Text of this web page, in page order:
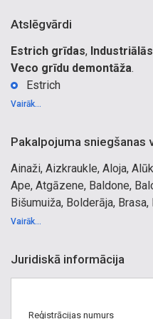
Atslēgvārdi
Estrich grīdas,
Veco grīdu demontāža.
Estrich
Estrich grīdu liešana
Estrich grīdas Rīgā
Betona grīdu liešana
Betona grīdu liešana
Betona grīdu liešana Rīgā
Industriālā betona grīdu
Pilna cikla betona grīdu
Betona grīdu betonēšana
Vairāk...
Pakalpojuma sniegšanas
Ainaži, Aizkraukle, Aloja,
Ape, Atgāzene, Baldone,
Bišumuiža, Bolderāja,
Cesvaine, Cēsis,
Iļģuciems, Jaunciems,
Vairāk...
Juridiskā informācija
Reģistrācijas numurs